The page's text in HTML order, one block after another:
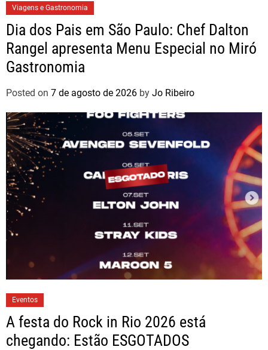
Viagens e Gastronomia
Dia dos Pais em São Paulo: Chef Dalton
Rangel apresenta Menu Especial no Miró
Gastronomia
Posted on 7 de agosto de 2026 by Jo Ribeiro
Eventos
A festa do Rock in Rio 2026 está
chegando: Estão ESGOTADOS